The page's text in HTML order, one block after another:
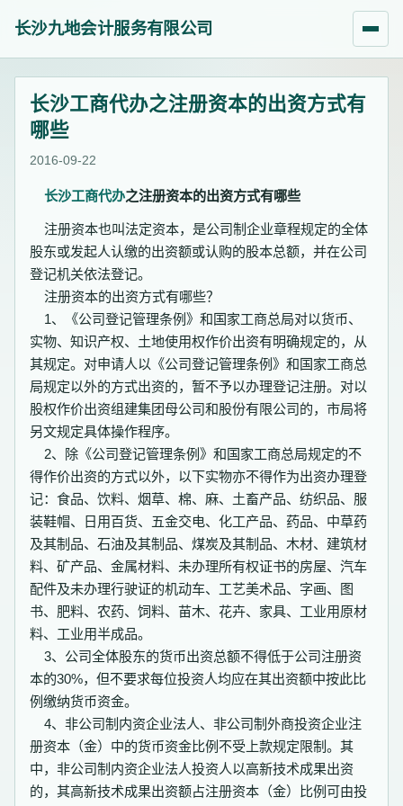
长沙九地会计服务有限公司
长沙工商代办之注册资本的出资方式有
哪些
2016-09-22
长沙工商代办之注册资本的出资方式有哪些
注册资本也叫法定资本，是公司制企业章程规定的全体
股东或发起人认缴的出资额或认购的股本总额，并在公司
登记机关依法登记。
注册资本的出资方式有哪些？
1、《公司登记管理条例》和国家工商总局对以货币、
实物、知识产权、土地使用权作价出资有明确规定的，从
其规定。对申请人以《公司登记管理条例》和国家工商总
局规定以外的方式出资的，暂不予以办理登记注册。对以
股权作价出资组建集团母公司和股份有限公司的，市局将
另文规定具体操作程序。
2、除《公司登记管理条例》和国家工商总局规定的不
得作价出资的方式以外，以下实物亦不得作为出资办理登
记：食品、饮料、烟草、棉、麻、土畜产品、纺织品、服
装鞋帽、日用百货、五金交电、化工产品、药品、中草药
及其制品、石油及其制品、煤炭及其制品、木材、建筑材
料、矿产品、金属材料、未办理所有权证书的房屋、汽车
配件及未办理行驶证的机动车、工艺美术品、字画、图
书、肥料、农药、饲料、苗木、花卉、家具、工业用原材
料、工业用半成品。
3、公司全体股东的货币出资总额不得低于公司注册资
本的30%，但不要求每位投资人均应在其出资额中按此比
例缴纳货币资金。
4、非公司制内资企业法人、非公司制外商投资企业注
册资本（金）中的货币资金比例不受上款规定限制。其
中，非公司制内资企业法人投资人以高新技术成果出资
的，其高新技术成果出资额占注册资本（金）比例可由投